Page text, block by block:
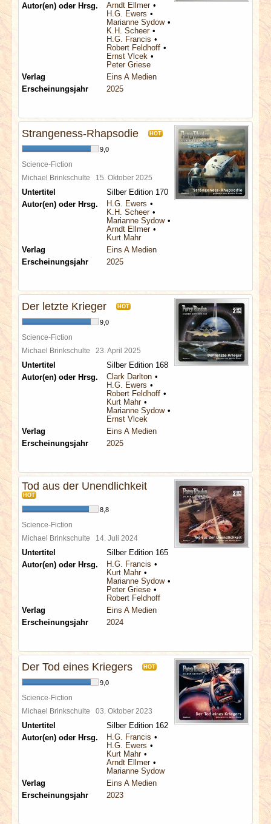
Autor(en) oder Hrsg.
Arndt Ellmer
H.G. Ewers
Marianne Sydow
K.H. Scheer
H.G. Francis
Robert Feldhoff
Ernst Vlcek
Peter Griese
Verlag
Eins A Medien
Erscheinungsjahr
2025
Strangeness-Rhapsodie HOT
9,0
Science-Fiction
Michael Brinkschulte 15. Oktober 2025
Untertitel
Silber Edition 170
Autor(en) oder Hrsg.
H.G. Ewers
K.H. Scheer
Marianne Sydow
Arndt Ellmer
Kurt Mahr
Verlag
Eins A Medien
Erscheinungsjahr
2025
Der letzte Krieger HOT
9,0
Science-Fiction
Michael Brinkschulte 23. April 2025
Untertitel
Silber Edition 168
Autor(en) oder Hrsg.
Clark Darlton
H.G. Ewers
Robert Feldhoff
Kurt Mahr
Marianne Sydow
Ernst Vlcek
Verlag
Eins A Medien
Erscheinungsjahr
2025
Tod aus der Unendlichkeit
HOT
8,8
Science-Fiction
Michael Brinkschulte 14. Juli 2024
Untertitel
Silber Edition 165
Autor(en) oder Hrsg.
H.G. Francis
Kurt Mahr
Marianne Sydow
Peter Griese
Robert Feldhoff
Verlag
Eins A Medien
Erscheinungsjahr
2024
Der Tod eines Kriegers HOT
9,0
Science-Fiction
Michael Brinkschulte 03. Oktober 2023
Untertitel
Silber Edition 162
Autor(en) oder Hrsg.
H.G. Francis
H.G. Ewers
Kurt Mahr
Arndt Ellmer
Marianne Sydow
Verlag
Eins A Medien
Erscheinungsjahr
2023